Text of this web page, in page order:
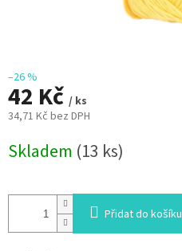
–26 %
42 Kč / ks
34,71 Kč bez DPH
cena:
Skladem (13 ks)
Přidat do košíku